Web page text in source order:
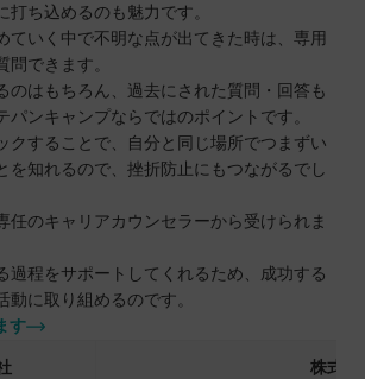
打ち込めるのも魅力です。
ていく中で不明な点が出てきた時は、専用
問できます。
のはもちろん、過去にされた質問・回答も
パンキャンプならではのポイントです。
クすることで、自分と同じ場所でつまずい
を知れるので、挫折防止にもつながるでし
任のキャリアカウンセラーから受けられま
過程をサポートしてくれるため、成功する
動に取り組めるのです。
す
株式会